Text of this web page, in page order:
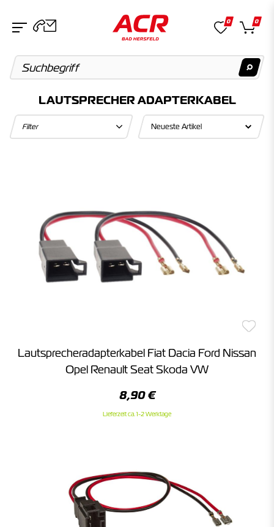
Keine Suchergebnisse gefunden.
Kategorien
Keine Suchergebnisse gefunden.
0 0
LAUTSPRECHER ADAPTERKABEL
Filter
Lautsprecheradapterkabel Fiat Dacia Ford Nissan
Opel Renault Seat Skoda VW
8,90 €
Lieferzeit ca. 1-2 Werktage